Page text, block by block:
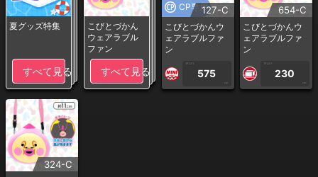
夏グッズ特集
すべて見る
こびとづかん
ウェアラブル
ファン
すべて見る
CP専用127-C
こびとづかんウ
ェアラブルファ
ン
1PLAY
575
CP
654-C
こびとづかんウ
ェアラブルファ
ン
1PLAY
230
CP
324-C